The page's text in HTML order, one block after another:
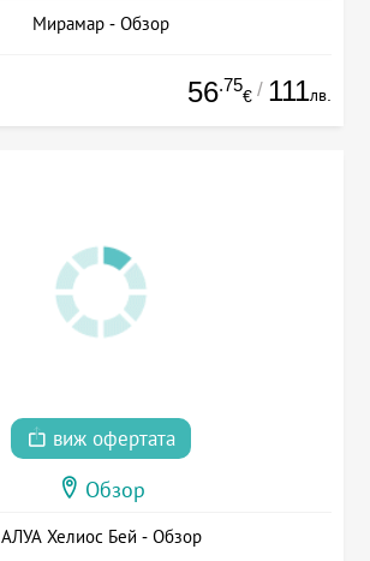
Мирамар - Обзор
56.75
€ / 111лв.
виж офертата
Обзор
АЛУА Хелиос Бей - Обзор